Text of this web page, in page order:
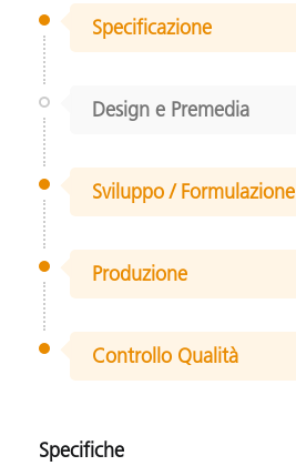
Specificazione
Design e Premedia
Sviluppo / Formulazione
Produzione
Controllo Qualità
Specifiche